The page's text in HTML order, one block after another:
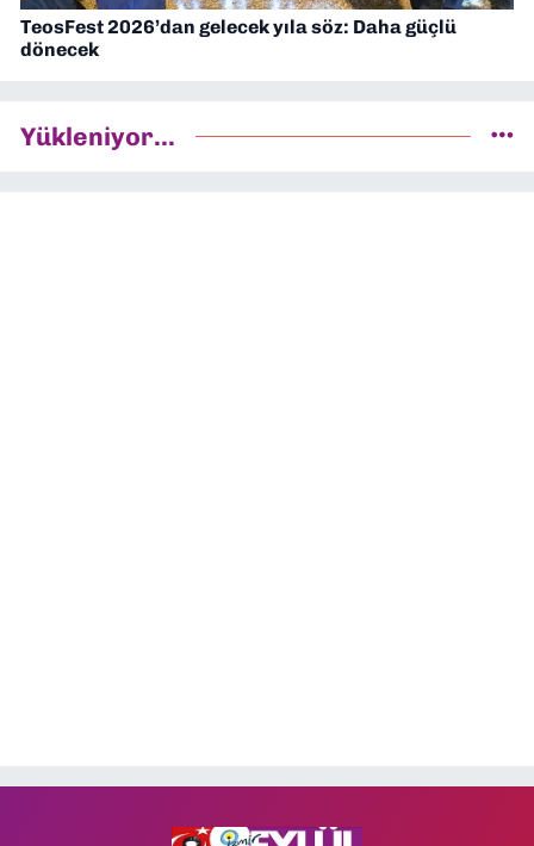
TeosFest 2026’dan gelecek yıla söz: Daha güçlü
dönecek
Yükleniyor...